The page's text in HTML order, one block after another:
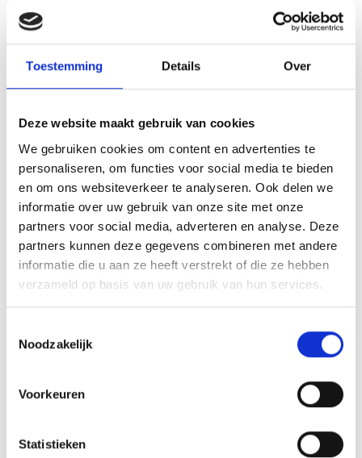
Toestemming Details Over
Deze website maakt gebruik van cookies
We gebruiken cookies om content en advertenties te
personaliseren, om functies voor social media te bieden
en om ons websiteverkeer te analyseren. Ook delen we
informatie over uw gebruik van onze site met onze
partners voor social media, adverteren en analyse. Deze
partners kunnen deze gegevens combineren met andere
informatie die u aan ze heeft verstrekt of die ze hebben
verzameld op basis van uw gebruik van hun services.
Noodzakelijk
Voorkeuren
Statistieken
Hevami Oppervlaktetechniek
Website
Industry Bioscoop Veghel
Website
Ixxenz
JESS Dakwerken
Website
KJ Software
Kwadrant Arbodiensten
Website
LA / Architecten
Website
Lannet IT
Website
Lenco onderhoud en service
Website
MBI Steenmeesters
Website
New York Pizza
Pieperz
Website
Website
Website
Website
Website
Van der Linden organic solutions
Website